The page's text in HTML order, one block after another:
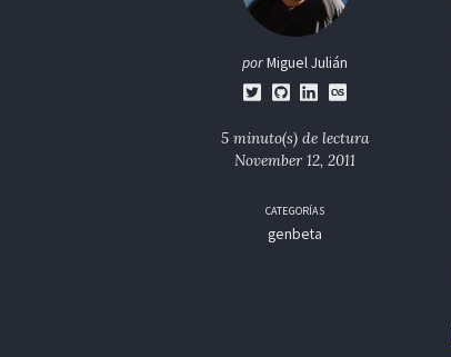
porMiguel Julián
5 minuto(s) de lectura
November 12, 2011
CATEGORÍAS
genbeta